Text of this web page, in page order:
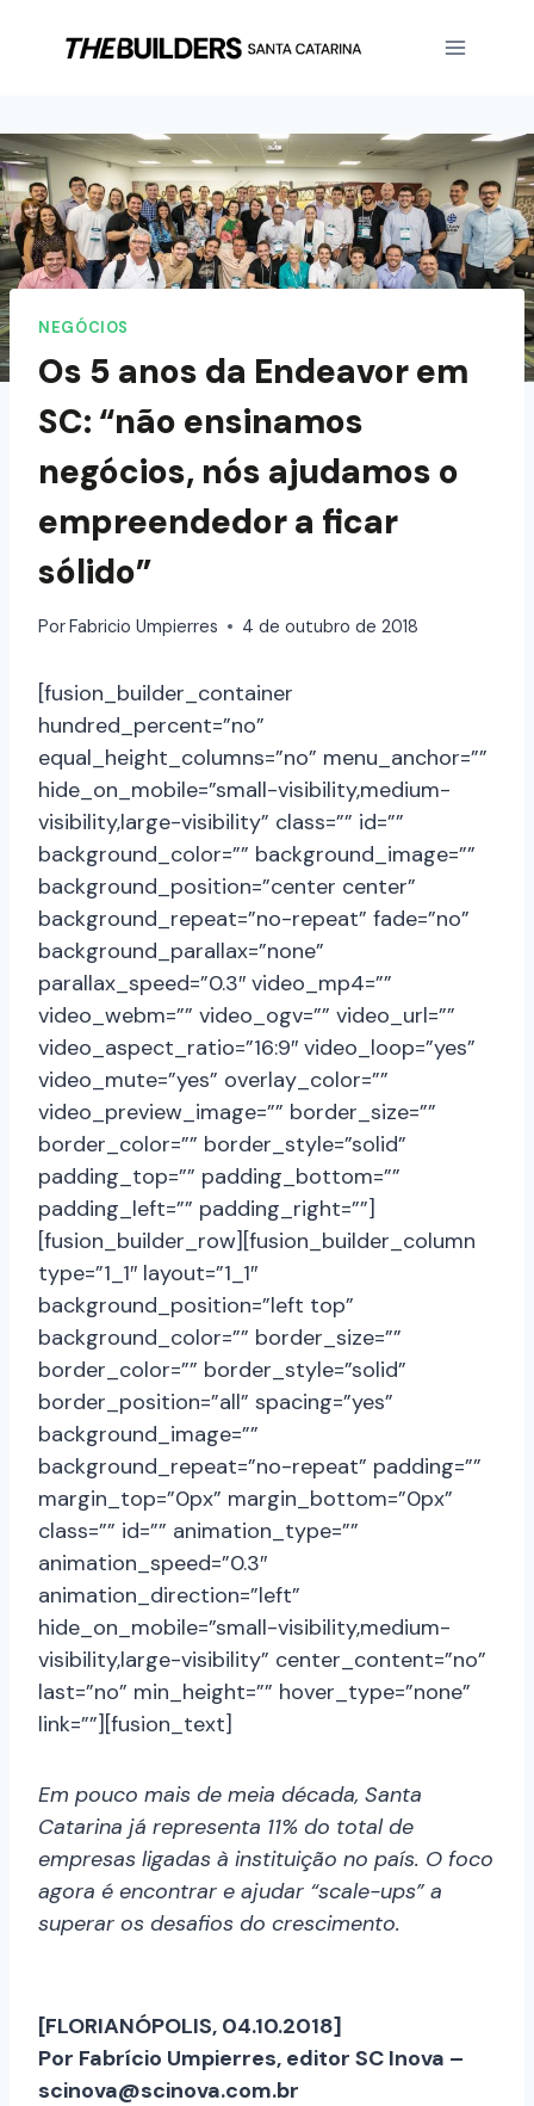
NEGÓCIOS
Os 5 anos da Endeavor em
SC: “não ensinamos
negócios, nós ajudamos o
empreendedor a ficar
sólido”
PorFabricio Umpierres 4 de outubro de 2018
[fusion_builder_container
hundred_percent=”no”
equal_height_columns=”no” menu_anchor=””
hide_on_mobile=”small-visibility,medium-
visibility,large-visibility” class=”” id=””
background_color=”” background_image=””
background_position=”center center”
background_repeat=”no-repeat” fade=”no”
background_parallax=”none”
parallax_speed=”0.3″ video_mp4=””
video_webm=”” video_ogv=”” video_url=””
video_aspect_ratio=”16:9″ video_loop=”yes”
video_mute=”yes” overlay_color=””
video_preview_image=”” border_size=””
border_color=”” border_style=”solid”
padding_top=”” padding_bottom=””
padding_left=”” padding_right=””]
[fusion_builder_row][fusion_builder_column
type=”1_1″ layout=”1_1″
background_position=”left top”
background_color=”” border_size=””
border_color=”” border_style=”solid”
border_position=”all” spacing=”yes”
background_image=””
background_repeat=”no-repeat” padding=””
margin_top=”0px” margin_bottom=”0px”
class=”” id=”” animation_type=””
animation_speed=”0.3″
animation_direction=”left”
hide_on_mobile=”small-visibility,medium-
visibility,large-visibility” center_content=”no”
last=”no” min_height=”” hover_type=”none”
link=””][fusion_text]
Em pouco mais de meia década, Santa
Catarina já representa 11% do total de
empresas ligadas à instituição no país. O foco
agora é encontrar e ajudar “scale-ups” a
superar os desafios do crescimento.
[FLORIANÓPOLIS, 04.10.2018]
Por Fabrício Umpierres, editor SC Inova –
scinova@scinova.com.br